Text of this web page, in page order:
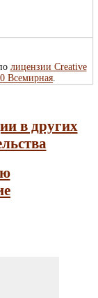
лицензии Creative
Всемирная.
в других